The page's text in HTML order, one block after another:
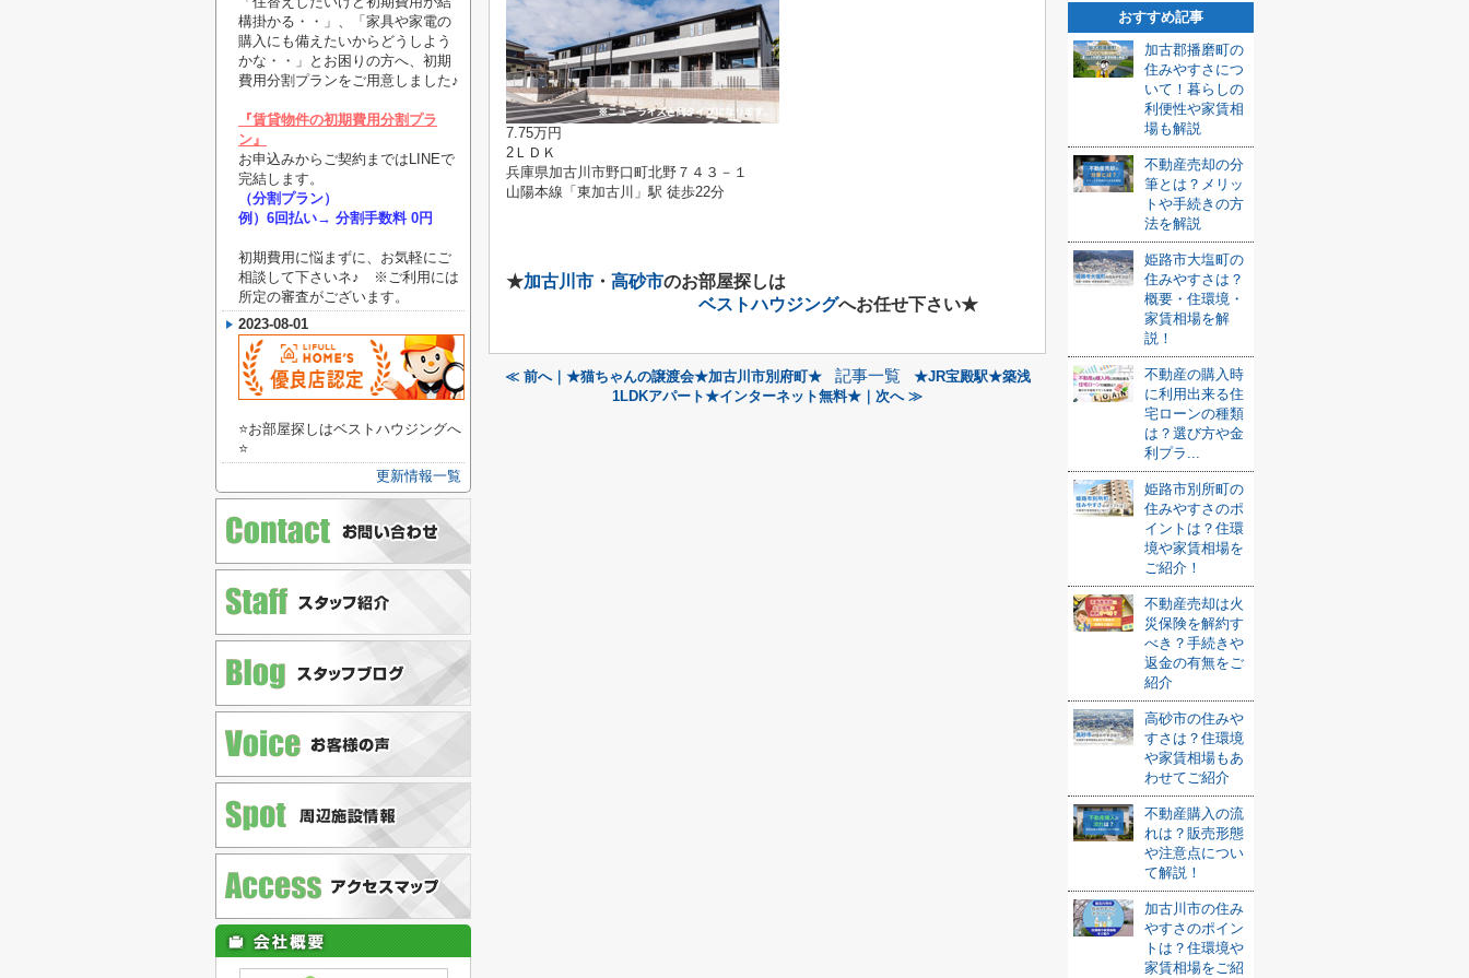
7.75万円
2ＬＤＫ
兵庫県加古川市野口町北野７４３－１
山陽本線「東加古川」駅 徒歩22分
★加古川市 ・ 高砂市のお部屋探しは
ベストハウジングへお任せ下さい★
≪ 前へ｜★猫ちゃんの譲渡会★加古川市別府町★ 記事一覧
★JR宝殿駅★築浅
1LDKアパート★インターネット無料★｜次へ ≫
おすすめ記事
加古郡播磨町の
住みやすさにつ
いて！暮らしの
利便性や家賃相
場も解説
不動産売却の分
筆とは？メリッ
トや手続きの方
法を解説
姫路市大塩町の
住みやすさは？
概要・住環境・
家賃相場を解
説！
不動産の購入時
に利用出来る住
宅ローンの種類
は？選び方や金
利プラ...
姫路市別所町の
住みやすさのポ
イントは？住環
境や家賃相場を
ご紹介！
不動産売却は火
災保険を解約す
べき？手続きや
返金の有無をご
紹介
高砂市の住みや
すさは？住環境
や家賃相場もあ
わせてご紹介
不動産購入の流
れは？販売形態
や注意点につい
て解説！
加古川市の住み
やすさのポイン
トは？住環境や
家賃相場をご紹
構掛かる・・」、「家具や家電の
購入にも備えたいからどうしよう
かな・・」とお困りの方へ、初期
費用分割プランをご用意しました♪
『賃貸物件の初期費用分割プラ
ン』
お申込みからご契約まではLINEで
完結します。
（分割プラン）
例）6回払い→ 分割手数料 0円
初期費用に悩まずに、お気軽にご
相談して下さいネ♪ ※ご利用には
所定の審査がございます。
2023-08-01
⭐️お部屋探しはベストハウジングへ
⭐️
更新情報一覧